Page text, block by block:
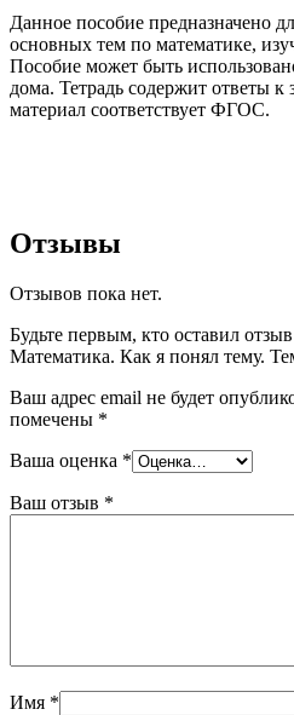
5
класс
Данное пособие предназначено
основных тем по математике,
Пособие может быть
дома. Тетрадь содержит ответы
материал соответствует ФГОС.
Отзывы
Отзывов пока нет.
Будьте первым, кто оставил
Математика. Как я понял тему.
Ваш адрес email не будет
помечены *
Ваша оценка *
Ваш отзыв *
Имя *